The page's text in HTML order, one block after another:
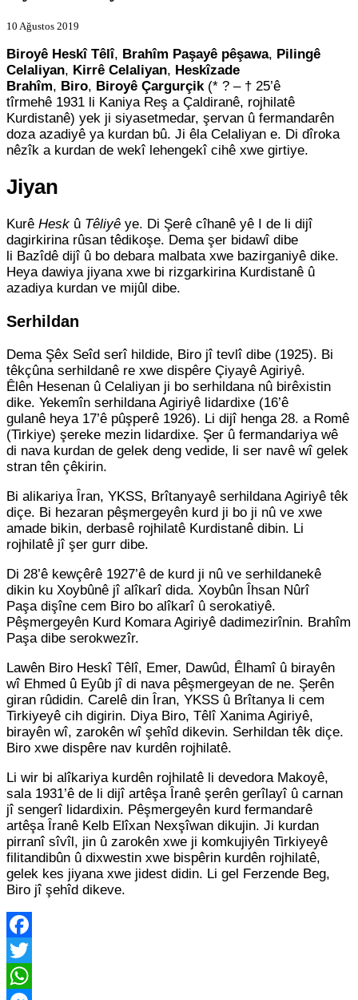
10 Ağustos 2019
Biroyê Heskî Têlî, Brahîm Paşayê pêşawa, Pilingê
Celaliyan, Kirrê Celaliyan, Heskîzade
Brahîm, Biro, Biroyê Çargurçik (* ? – † 25’ê
tîrmehê 1931 li Kaniya Reş a Çaldiranê, rojhilatê
Kurdistanê) yek ji siyasetmedar, şervan û fermandarên
doza azadiyê ya kurdan bû. Ji êla Celaliyan e. Di dîroka
nêzîk a kurdan de wekî lehengekî cihê xwe girtiye.
Jiyan
Kurê Hesk û Têliyê ye. Di Şerê cîhanê yê I de li dijî
dagirkirina rûsan têdikoşe. Dema şer bidawî dibe
li Bazîdê dijî û bo debara malbata xwe bazirganiyê dike.
Heya dawiya jiyana xwe bi rizgarkirina Kurdistanê û
azadiya kurdan ve mijûl dibe.
Serhildan
Dema Şêx Seîd serî hildide, Biro jî tevlî dibe (1925). Bi
têkçûna serhildanê re xwe dispêre Çiyayê Agiriyê.
Êlên Hesenan û Celaliyan ji bo serhildana nû birêxistin
dike. Yekemîn serhildana Agiriyê lidardixe (16’ê
gulanê heya 17’ê pûşperê 1926). Li dijî henga 28. a Romê
(Tirkiye) şereke mezin lidardixe. Şer û fermandariya wê
di nava kurdan de gelek deng vedide, li ser navê wî gelek
stran tên çêkirin.
Bi alikariya Îran, YKSS, Brîtanyayê serhildana Agiriyê têk
diçe. Bi hezaran pêşmergeyên kurd ji bo ji nû ve xwe
amade bikin, derbasê rojhilatê Kurdistanê dibin. Li
rojhilatê jî şer gurr dibe.
Di 28’ê kewçêrê 1927’ê de kurd ji nû ve serhildanekê
dikin ku Xoybûnê jî alîkarî dida. Xoybûn Îhsan Nûrî
Paşa dişîne cem Biro bo alîkarî û serokatiyê.
Pêşmergeyên Kurd Komara Agiriyê dadimezirînin. Brahîm
Paşa dibe serokwezîr.
Lawên Biro Heskî Têlî, Emer, Dawûd, Êlhamî û birayên
wî Ehmed û Eyûb jî di nava pêşmergeyan de ne. Şerên
giran rûdidin. Carelê din Îran, YKSS û Brîtanya li cem
Tirkiyeyê cih digirin. Diya Biro, Têlî Xanima Agiriyê,
birayên wî, zarokên wî şehîd dikevin. Serhildan têk diçe.
Biro xwe dispêre nav kurdên rojhilatê.
Li wir bi alîkariya kurdên rojhilatê li devedora Makoyê,
sala 1931’ê de li dijî artêşa Îranê şerên gerîlayî û carnan
jî sengerî lidardixin. Pêşmergeyên kurd fermandarê
artêşa Îranê Kelb Elîxan Nexşîwan dikujin. Ji kurdan
pirranî sîvîl, jin û zarokên xwe ji komkujiyên Tirkiyeyê
filitandibûn û dixwestin xwe bispêrin kurdên rojhilatê,
gelek kes jiyana xwe jidest didin. Li gel Ferzende Beg,
Biro jî şehîd dikeve.
Facebook
Twitter